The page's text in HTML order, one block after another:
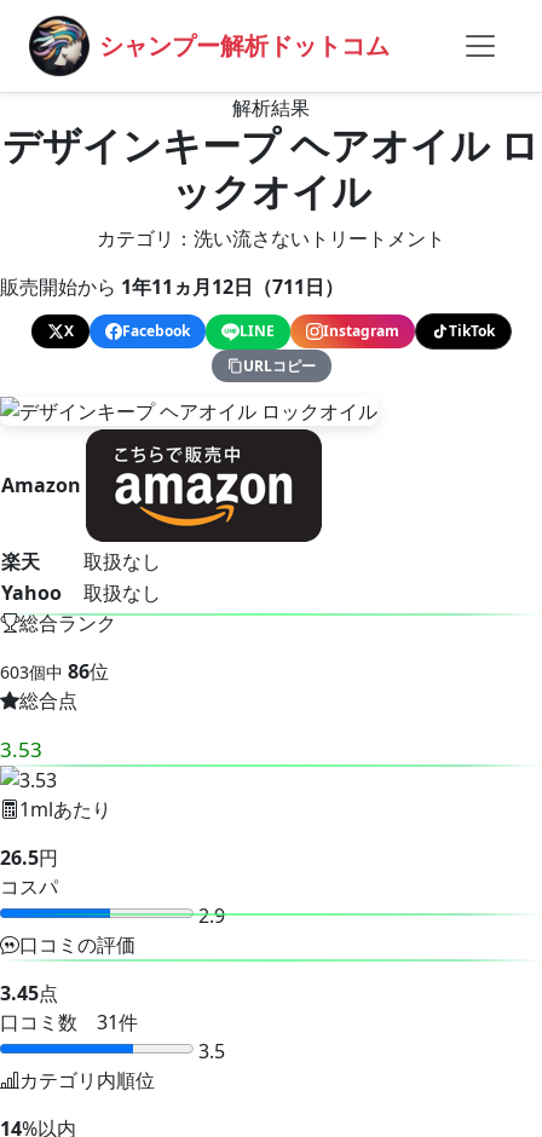
シャンプー解析ドットコム
解析結果
デザインキープ ヘアオイル ロ
ックオイル
カテゴリ：洗い流さないトリートメント
販売開始から 1年11ヵ月12日（711日）
X Facebook LINE Instagram
TikTok
URLコピー
Amazon
楽天
取扱なし
Yahoo
取扱なし
総合ランク
603個中 86位
総合点
3.53
1mlあたり
26.5円
コスパ
2.9
口コミの評価
3.45点
口コミ数 31件
3.5
カテゴリ内順位
14%以内